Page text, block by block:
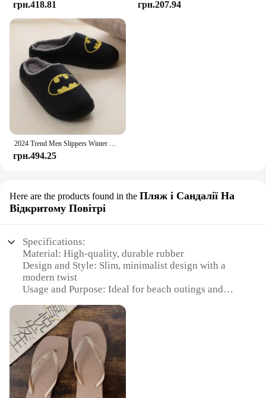
грн.418.81 грн.207.94
2024 Trend Men Slippers Winter Warm Cotton Slippers Male Flats Soft Non-slip Slides Household Indoor Slippers Large Size
грн.494.25
Here are the products found in the Пляж і Сандалії На
Відкритому Повітрі
Specifications:
Material: High-quality, durable rubber
Design and Style: Slim, minimalist design with a
modern twist
Usage and Purpose: Ideal for beach outings and
Typical Adaptive Scenario: Perfect for sandy shores
and warm weather
Shape or Size or Weight or Quantity: Comfortable
fit with adjustable straps
Performance and Property: Lightweight, slip-
resistant, and easy to clean